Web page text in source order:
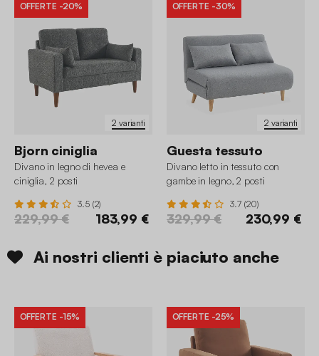
2 varianti
OFFERTE -20%
Bjorn ciniglia
Divano in legno di hevea e
ciniglia, 2 posti
3.5 (2)
229,99 € 183,99 €
2 varianti
OFFERTE -30%
Guesta tessuto
Divano letto in tessuto con
gambe in legno, 2 posti
3.7 (20)
329,99 € 230,99 €
Ai nostri clienti è piaciuto anche
OFFERTE -15% OFFERTE -25%